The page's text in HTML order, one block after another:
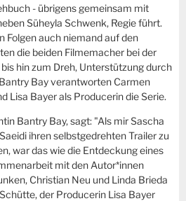
- übrigens gemeinsam mit
Süheyla Schwenk, Regie führt.
Folgen auch niemand auf den
die beiden Filmemacher bei der
hin zum Dreh, Unterstützung durch
Bay verantworten Carmen
Lisa Bayer als Producerin die Serie.
Bantry Bay, sagt: "Als mir Sascha
ihren selbstgedrehten Trailer zu
war das wie die Entdeckung eines
mit den Autor*innen
Christian Neu und Linda Brieda
der Producerin Lisa Bayer